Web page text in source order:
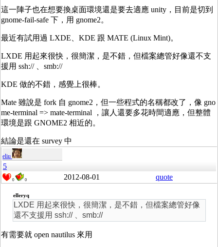
這一陣子也在想要換桌面環境還是要去適應 unity，目前是切到
gnome-fail-safe 下，用 gnome2。
最近有試用過 LXDE、KDE 跟 MATE (Linux Mint)。
LXDE 用起來很快，很簡潔，是不錯，但檔案總管好像還不支
援用 ssh:// 、smb://
KDE 做的不錯，感覺上很棒。
Mate 雖說是 fork 自 gnome2，但一些程式的名稱都改了，像 gno
me-terminal => mate-terminal ，讓人還要多花時間適應，但整體
環境是跟 GNOME2 相近的。
結論是還在 survey 中
eliu
5
0 0 2012-08-01 quote
elleryq
LXDE 用起來很快，很簡潔，是不錯，但檔案總管好像
還不支援用 ssh:// 、smb://
有需要就 open nautilus 來用